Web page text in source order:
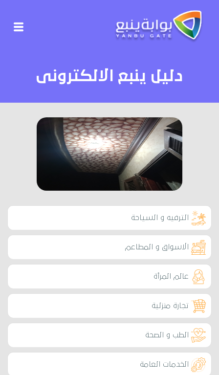
دليل ينبع الالكترونى
الترفيه و السياحة
الاسواق و المطاعم
عالم المرأة
تجارة منزلية
الطب و الصحة
الخدمات العامة